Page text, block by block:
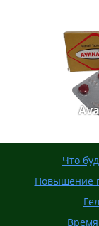
Что
Повышение